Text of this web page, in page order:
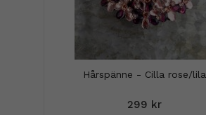
Hårspänne - Cilla rose/lila
299 kr